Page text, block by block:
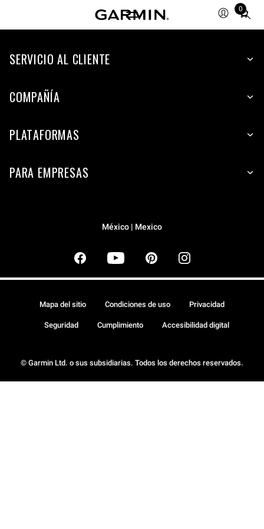
0
Total
items
cart:
SERVICIO AL CLIENTE
COMPAÑÍA
PLATAFORMAS
PARA EMPRESAS
México | Mexico
© Garmin Ltd. o sus subsidiarias. Todos los derechos reservados.
Mapa del sitio Condiciones de uso Privacidad
Seguridad Cumplimiento Accesibilidad digital